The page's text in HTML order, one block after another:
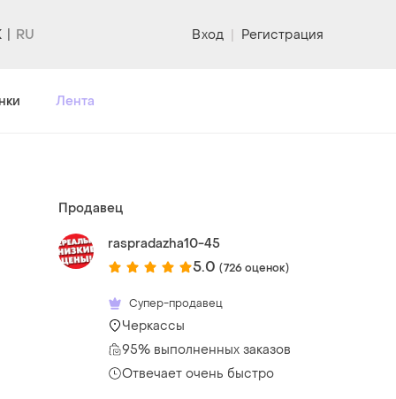
Вход | Регистрация
Лента
Продавец
raspradazha10-45
5.0 (726 оценок)
Супер-продавец
Черкассы
95% выполненных заказов
Отвечает очень быстро